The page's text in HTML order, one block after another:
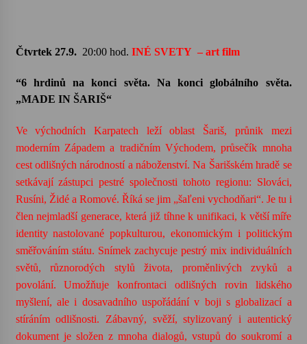
Čtvrtek 27.9. 20:00 hod. INÉ SVETY– art film
“6 hrdinů na konci světa. Na konci globálního světa.
„MADE IN ŠARIŠ“
Ve východních Karpatech leží oblast Šariš, průnik mezi
moderním Západem a tradičním Východem, průsečík mnoha
cest odlišných národností a náboženství. Na Šarišském hradě se
setkávají zástupci pestré společnosti tohoto regionu: Slováci,
Rusíni, Židé a Romové. Říká se jim „šaľeni vychodňari“. Je tu i
člen nejmladší generace, která již tíhne k unifikaci, k větší míře
identity nastolované popkulturou, ekonomickým i politickým
směřováním státu. Snímek zachycuje pestrý mix individuálních
světů, různorodých stylů života, proměnlivých zvyků a
povolání. Umožňuje konfrontaci odlišných rovin lidského
myšlení, ale i dosavadního uspořádání v boji s globalizací a
stíráním odlišnosti. Zábavný, svěží, stylizovaný i autentický
dokument je složen z mnoha dialogů, vstupů do soukromí a